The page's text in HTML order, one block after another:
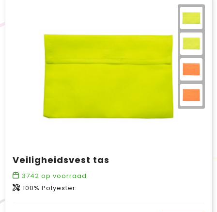
Veiligheidsvest tas
3742 op voorraad
100% Polyester